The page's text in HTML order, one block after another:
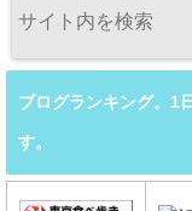
ブログランキング。1
す。